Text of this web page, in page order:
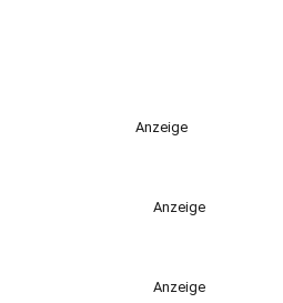
Anzeige
Anzeige
Anzeige